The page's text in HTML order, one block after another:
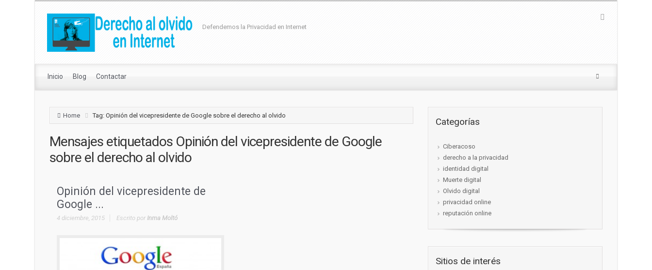
Defendemos la Privacidad en Internet
Inicio Blog Contactar
Home Tag: Opinión del vicepresidente de Google sobre el derecho al olvido
Mensajes etiquetados Opinión del vicepresidente de Google
sobre el derecho al olvido
Opinión del vicepresidente de
Google ...
4 diciembre, 2015 Escrito por Inma Moltó
Categorías
Ciberacoso
derecho a la privacidad
identidad digital
Muerte digital
Olvido digital
privacidad online
reputación online
Sitios de interés